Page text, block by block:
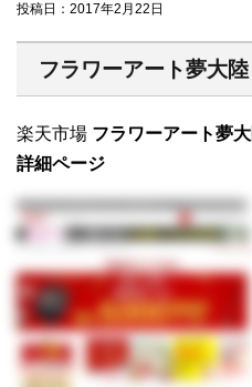
投稿日： 2017年2月22日
フラワーアート夢大陸
楽天市場 フラワーアート夢
詳細ページ